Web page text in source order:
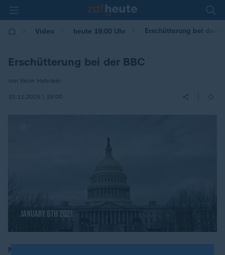
Video heute 19:00 Uhr Erschütterung bei der
Erschütterung bei der BBC
von Yacin Hehrlein
10.11.2025 | 19:00
Nach Manipulationsvorwürfen einer Trump-Doku treten